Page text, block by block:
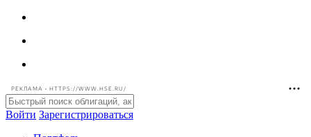
РЕКЛАМА • HTTPS://WWW.HSE.RU/